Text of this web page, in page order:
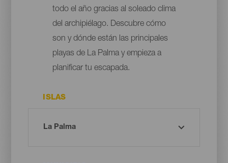
todo el año gracias al soleado clima
del archipiélago. Descubre cómo
son y dónde están las principales
playas de La Palma y empieza a
planificar tu escapada.
ISLAS